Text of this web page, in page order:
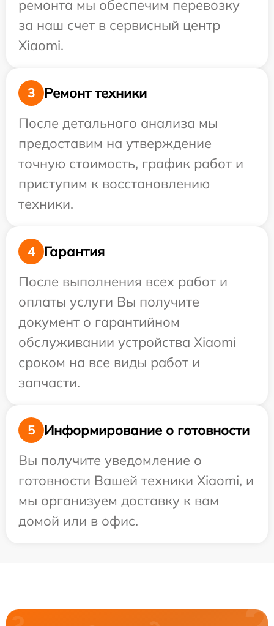
ремонта мы обеспечим перевозку
за наш счет в сервисный центр
Xiaomi.
3
Ремонт техники
После детального анализа мы
предоставим на утверждение
точную стоимость, график работ и
приступим к восстановлению
техники.
4
Гарантия
После выполнения всех работ и
оплаты услуги Вы получите
документ о гарантийном
обслуживании устройства Xiaomi
сроком на все виды работ и
запчасти.
5
Информирование о готовности
Вы получите уведомление о
готовности Вашей техники Xiaomi, и
мы организуем доставку к вам
домой или в офис.